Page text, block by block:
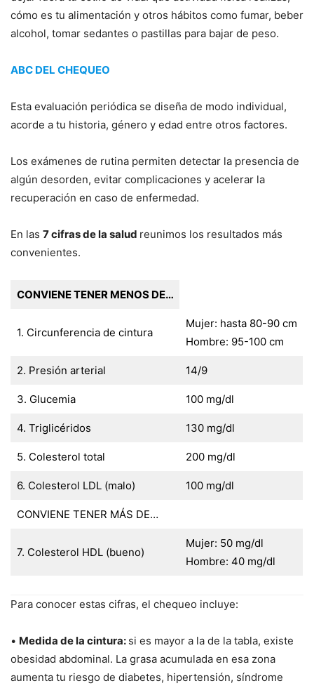
cómo es tu alimentación y otros hábitos como fumar, beber
alcohol, tomar sedantes o pastillas para bajar de peso.
ABC DEL CHEQUEO
Esta evaluación periódica se diseña de modo individual,
acorde a tu historia, género y edad entre otros factores.
Los exámenes de rutina permiten detectar la presencia de
algún desorden, evitar complicaciones y acelerar la
recuperación en caso de enfermedad.
En las 7 cifras de la salud reunimos los resultados más
convenientes.
CONVIENE TENER MENOS DE…
1. Circunferencia de cintura
Mujer: hasta 80-90 cm
Hombre: 95-100 cm
2. Presión arterial 14/9
3. Glucemia 100 mg/dl
4. Triglicéridos 130 mg/dl
5. Colesterol total 200 mg/dl
6. Colesterol LDL (malo) 100 mg/dl
CONVIENE TENER MÁS DE…
7. Colesterol HDL (bueno)
Mujer: 50 mg/dl
Hombre: 40 mg/dl
Para conocer estas cifras, el chequeo incluye:
• Medida de la cintura: si es mayor a la de la tabla, existe
obesidad abdominal. La grasa acumulada en esa zona
aumenta tu riesgo de diabetes, hipertensión, síndrome